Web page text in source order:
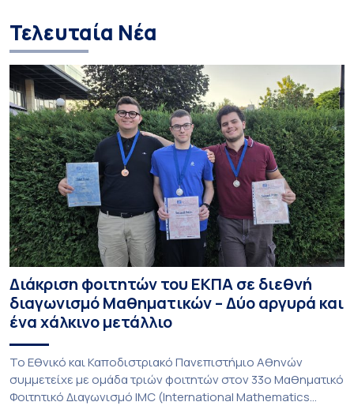
Τελευταία Νέα
Διάκριση φοιτητών του ΕΚΠΑ σε διεθνή
διαγωνισμό Μαθηματικών – Δύο αργυρά και
ένα χάλκινο μετάλλιο
To Εθνικό και Καποδιστριακό Πανεπιστήμιο Αθηνών
συμμετείχε με ομάδα τριών φοιτητών στον 33ο Μαθηματικό
Φοιτητικό Διαγωνισμό IMC (International Mathematics